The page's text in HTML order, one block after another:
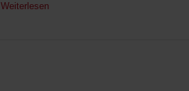
Weiterlesen